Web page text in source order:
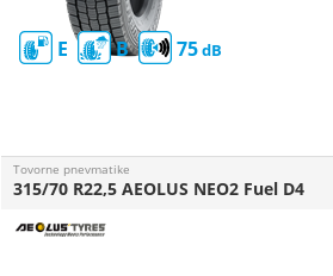
E B 75
Tovorne pnevmatike
315/70 R22,5 AEOLUS NEO2 Fuel D4